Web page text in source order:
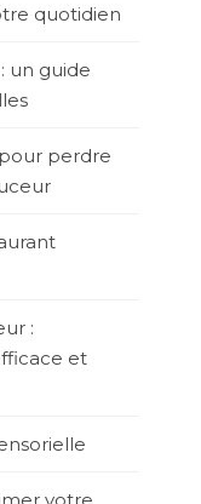
quotidien
un guide
perdre
:
et